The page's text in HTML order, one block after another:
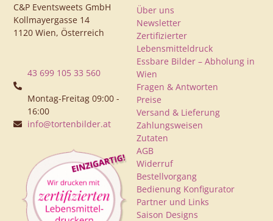
C&P Eventsweets GmbH
Kollmayergasse 14
1120 Wien, Österreich
43 699 105 33 560
Montag-Freitag 09:00 -
16:00
info@tortenbilder.at
Über uns
Newsletter
Zertifizierter
Lebensmitteldruck
Essbare Bilder – Abholung in
Wien
Fragen & Antworten
Preise
Versand & Lieferung
Zahlungsweisen
Zutaten
AGB
Widerruf
Bestellvorgang
Bedienung Konfigurator
Partner und Links
Saison Designs